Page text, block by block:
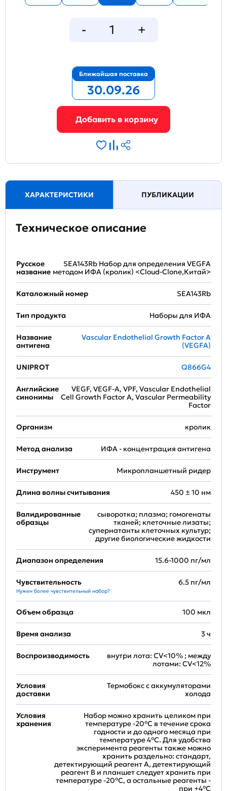
Ближайшая поставка
30.09.26
ХАРАКТЕРИСТИКИ ПУБЛИКАЦИИ
Техническое описание
Русское
название
SEA143Rb Набор для определения VEGFA
методом ИФА (кролик) <Cloud-Clone,Китай>
Каталожный номер SEA143Rb
Тип продукта Наборы для ИФА
Название
антигена
Vascular Endothelial Growth Factor A
(VEGFA)
UNIPROT Q866G4
Английские
синонимы
VEGF, VEGF-A, VPF, Vascular Endothelial
Cell Growth Factor A, Vascular Permeability
Factor
Организм кролик
Метод анализа ИФА - концентрация антигена
Инструмент Микропланшетный ридер
Длина волны считывания 450 ± 10 нм
Валидированные
образцы
сыворотка; плазма; гомогенаты
тканей; клеточные лизаты;
супернатанты клеточных культур;
другие биологические жидкости
Диапазон определения 15.6-1000 пг/мл
Чувствительность
Нужен более чувствительный набор?
6.5 пг/мл
Объем образца 100 мкл
Время анализа 3 ч
Воспроизводимость
внутри лота: CV<10% ; между
лотами: CV<12%
Условия
доставки
Термобокс с аккумуляторами
холода
Условия
хранения
Набор можно хранить целиком при
температуре -20°C в течение срока
годности и до одного месяца при
температуре 4°C. Для удобства
эксперимента реагенты также можно
хранить раздельно: стандарт,
детектирующий реагент A, детектирующий
реагент B и планшет следует хранить при
температуре -20°C, а остальные реагенты -
при +4°С